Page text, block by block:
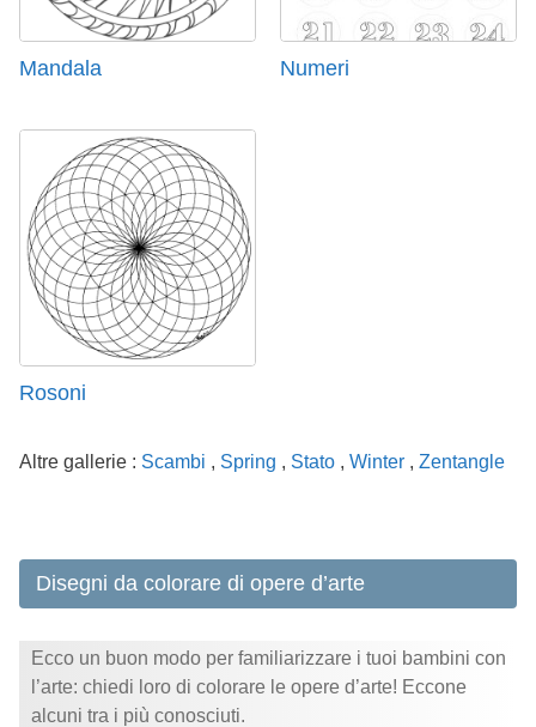
Mandala Numeri
Rosoni
Altre gallerie : Scambi , Spring , Stato , Winter , Zentangle
Disegni da colorare di opere d’arte
Ecco un buon modo per familiarizzare i tuoi bambini con
l’arte: chiedi loro di colorare le opere d’arte! Eccone
alcuni tra i più conosciuti.